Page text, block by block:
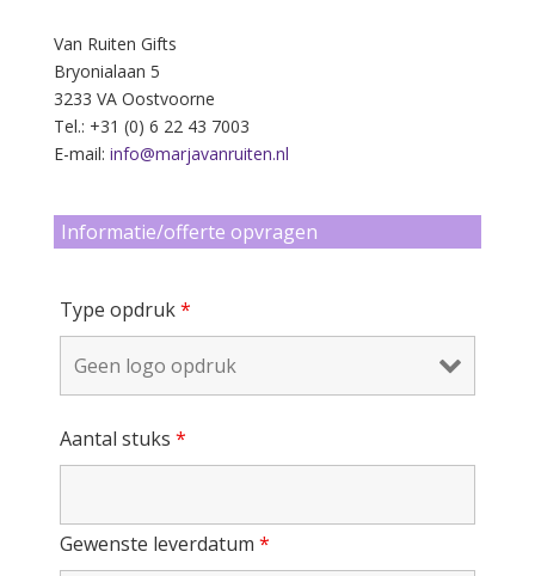
Van Ruiten Gifts
Bryonialaan 5
3233 VA Oostvoorne
Tel.: +31 (0) 6 22 43 7003
E-mail: info@marjavanruiten.nl
Informatie/offerte opvragen
Type opdruk*
Aantal stuks *
Gewenste leverdatum *